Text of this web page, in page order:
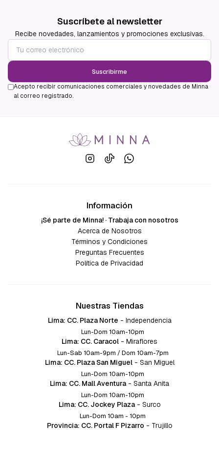
Suscríbete al newsletter
Recibe novedades, lanzamientos y promociones exclusivas.
Suscribirme
Acepto recibir comunicaciones comerciales y novedades de Minna
al correo registrado.
Información
¡Sé parte de Minna! · Trabaja con nosotros
Acerca de Nosotros
Términos y Condiciones
Preguntas Frecuentes
Política de Privacidad
Nuestras Tiendas
Lima: CC. Plaza Norte - Independencia
Lun-Dom 10am-10pm
Lima: CC. Caracol - Miraflores
Lun-Sab 10am-9pm / Dom 10am-7pm
Lima: CC. Plaza San Miguel - San Miguel
Lun-Dom 10am-10pm
Lima: CC. Mall Aventura - Santa Anita
Lun-Dom 10am-10pm
Lima: CC. Jockey Plaza - Surco
Lun-Dom 10am - 10pm
Provincia: CC. Portal F Pizarro - Trujillo